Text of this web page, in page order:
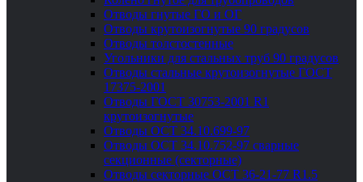
Отводы гнутые ГО и ОГ
Отводы крутоизогнутые 90 градусов
Отводы толстостенные
Угольники для стальных труб 90 градусов
Отводы стальные крутоизогнутые ГОСТ
17375-2001
Отводы ГОСТ 30753-2001 R1
крутоизогнутые
Отводы ОСТ 34.10.699-97
Отводы ОСТ 34.10.752-97 сварные
секционные (секторные)
Отводы секторные ОСТ 36-21-77 R1.5